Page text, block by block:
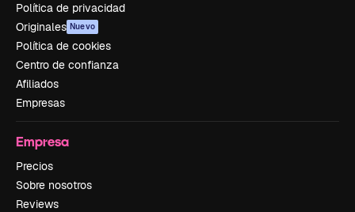
Política de privacidad
Originales Nuevo
Política de cookies
Centro de confianza
Afiliados
Empresas
Empresa
Precios
Sobre nosotros
Reviews